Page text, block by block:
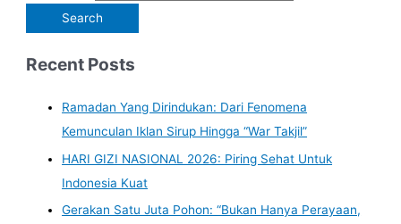
Recent Posts
Ramadan Yang Dirindukan: Dari Fenomena
Kemunculan Iklan Sirup Hingga “War Takjil”
HARI GIZI NASIONAL 2026: Piring Sehat Untuk
Indonesia Kuat
Gerakan Satu Juta Pohon: “Bukan Hanya Perayaan,